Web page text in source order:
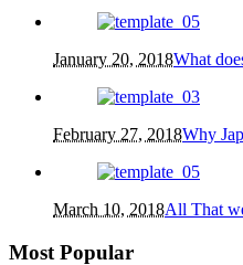
January 20, 2018What
February 27, 2018Why
March 10, 2018All That
Most Popular